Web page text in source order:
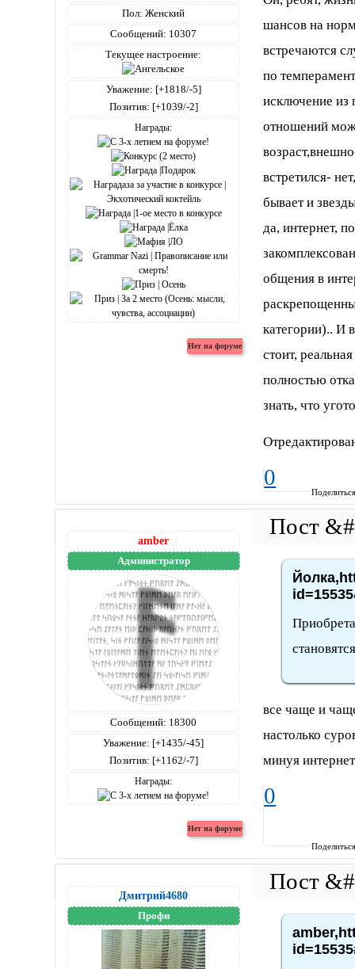
Пол: Женский
Сообщений: 10307
Текущее настроение:
Уважение: [+1818/-5]
Позитив: [+1039/-2]
Награды:
шансов на
встречаются
по
исключение из
отношений
встретился-
бывает и
да, интернет,
общения в
категории).. И
стоит,
полностью
знать, что
0
amber
Администратор
Сообщений: 18300
Уважение: [+1435/-45]
Позитив: [+1162/-7]
Награды:
все чаще и
настолько
минуя
0
Дмитрий4680
Профи